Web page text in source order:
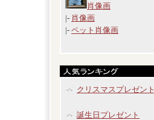
肖像画
|- 肖像画
|- ペット肖像画
クリスマスプレゼント
誕生日プレゼント